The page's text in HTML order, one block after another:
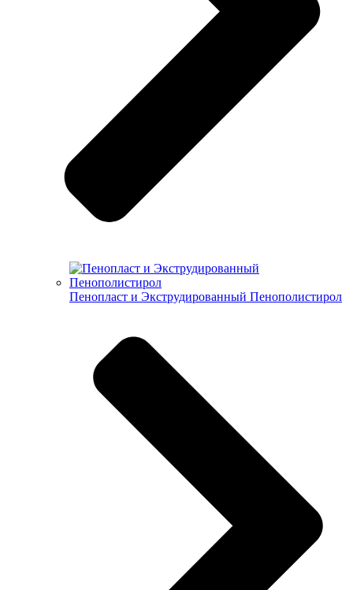
Пенопласт и Экструдированный Пенополистирол